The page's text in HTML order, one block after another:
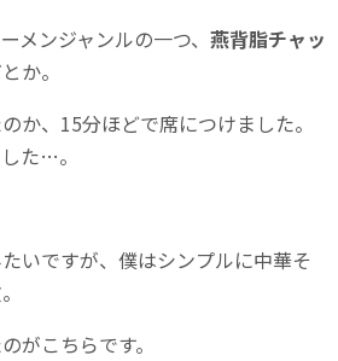
メンジャンルの一つ、 燕背脂チャッ
か。
か、15分ほどで席につけました。
た…。
いですが、僕はシンプルに中華そ
がこちらです。